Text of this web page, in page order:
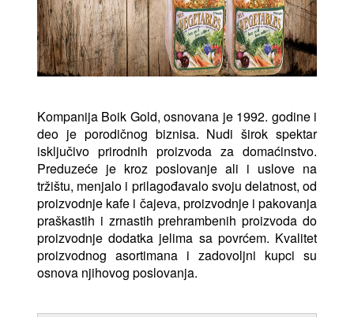
Kompanija Boik Gold, osnovana je 1992. godine i
deo je porodičnog biznisa. Nudi širok spektar
isključivo prirodnih proizvoda za domaćinstvo.
Preduzeće je kroz poslovanje ali i uslove na
tržištu, menjalo i prilagođavalo svoju delatnost, od
proizvodnje kafe i čajeva, proizvodnje i pakovanja
praškastih i zrnastih prehrambenih proizvoda do
proizvodnje dodatka jelima sa povrćem. Kvalitet
proizvodnog asortimana i zadovoljni kupci su
osnova njihovog poslovanja.